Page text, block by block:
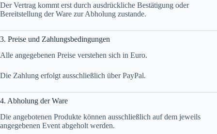
Der Vertrag kommt erst durch ausdrückliche Bestätigung oder
Bereitstellung der Ware zur Abholung zustande.
3. Preise und Zahlungsbedingungen
Alle angegebenen Preise verstehen sich in Euro.
Die Zahlung erfolgt ausschließlich über PayPal.
4. Abholung der Ware
Die angebotenen Produkte können ausschließlich auf dem jeweils
angegebenen Event abgeholt werden.